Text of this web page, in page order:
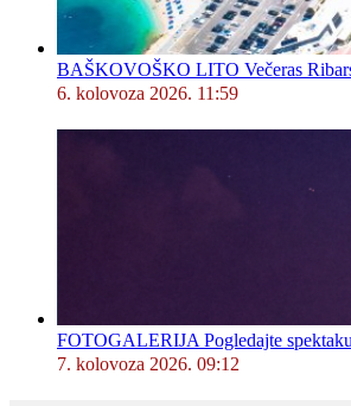
BAŠKOVOŠKO LITO Večeras
6. kolovoza 2026. 11:59
FOTOGALERIJA Pogledajte
7. kolovoza 2026. 09:12